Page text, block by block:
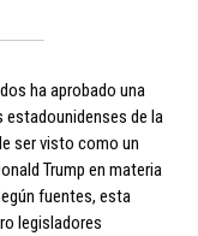
ha aprobado una
estadounidenses de la
ser visto como un
Trump en materia
fuentes, esta
legisladores